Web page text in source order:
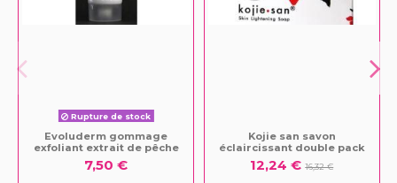
Rupture de stock
Evoluderm gommage
exfoliant extrait de pêche
7,50 €
Kojie san savon
éclaircissant double pack
12,24 €16,32 €